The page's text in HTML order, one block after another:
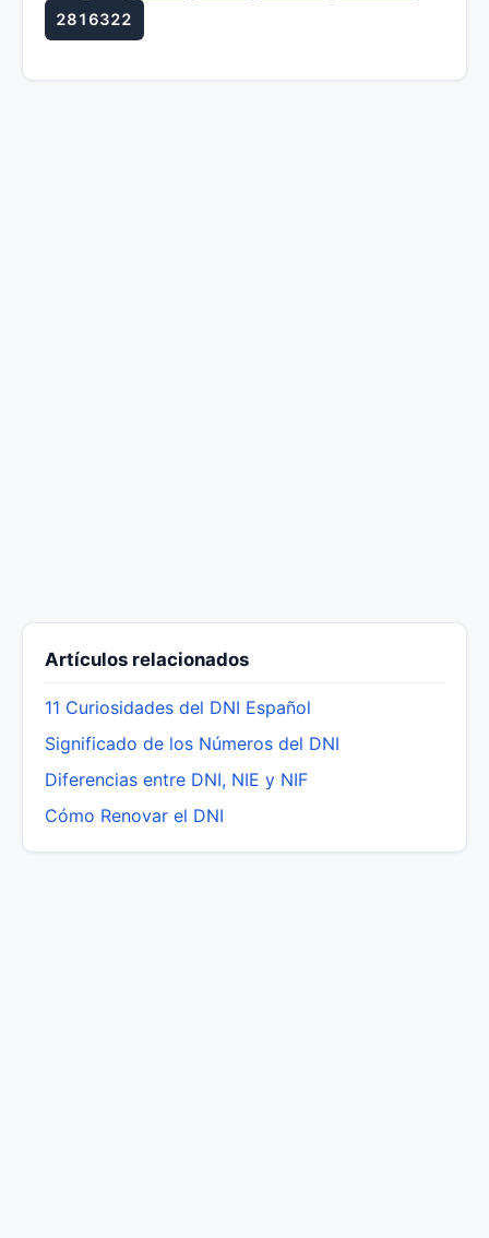
2816322
Artículos relacionados
11 Curiosidades del DNI Español
Significado de los Números del DNI
Diferencias entre DNI, NIE y NIF
Cómo Renovar el DNI